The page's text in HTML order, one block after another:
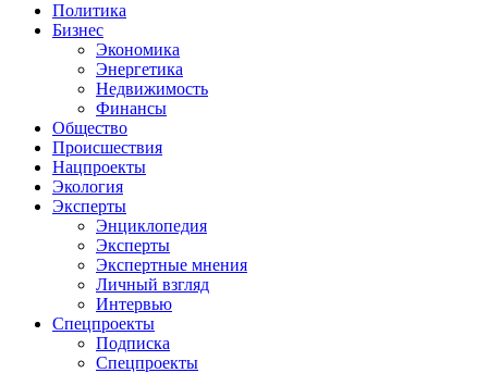
Политика
Бизнес
Экономика
Энергетика
Недвижимость
Финансы
Общество
Происшествия
Нацпроекты
Экология
Эксперты
Энциклопедия
Эксперты
Экспертные мнения
Личный взгляд
Интервью
Спецпроекты
Подписка
Спецпроекты